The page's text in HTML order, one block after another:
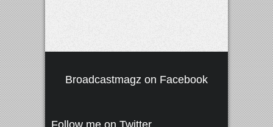
Broadcastmagz on Facebook
Follow me on Twitter